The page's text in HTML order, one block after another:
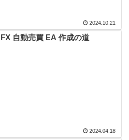
2024.10.21
FX 自動売買 EA 作成の道
2024.04.18